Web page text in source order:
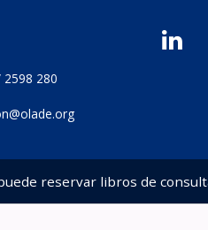
280
reservar libros de